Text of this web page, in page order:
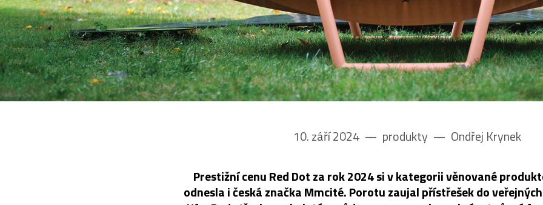
10. září 2024 –– produkty –– Ondřej Krynek
Prestižní cenu Red Dot za rok 2024 si v kategorii věnované
odnesla i česká značka Mmcité. Porotu zaujal přístřešek do